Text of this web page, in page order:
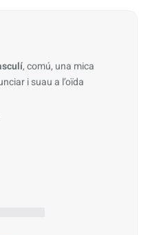
, comú, una mica
i suau a l’oïda